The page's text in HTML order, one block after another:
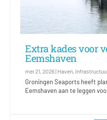
Extra kades voor
Eemshaven
mei 21, 2026| Haven,
Groningen Seaports heeft
Eemshaven aan te leggen